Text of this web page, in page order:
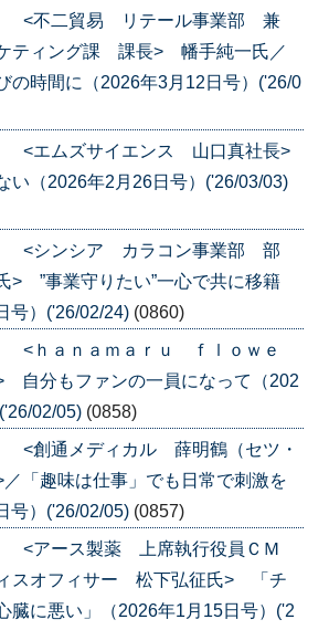
】 <不二貿易 リテール事業部 兼
ティング課 課長> 幡手純一氏／
の時間に（2026年3月12日号）('26/0
】 <エムズサイエンス 山口真社長>
い（2026年2月26日号）('26/03/03)
】 <シンシア カラコン事業部 部
”事業守りたい”一心で共に移籍
号）('26/02/24) (0860)
】 <ｈａｎａｍａｒｕ ｆｌｏｗｅ
自分もファンの一員になって（202
02/05) (0858)
<創通メディカル 薛明鶴（セツ・
／「趣味は仕事」でも日常で刺激を
号）('26/02/05) (0857)
】 <アース製薬 上席執行役員ＣＭ
スオフィサー 松下弘征氏> 「チ
臓に悪い」（2026年1月15日号）('2